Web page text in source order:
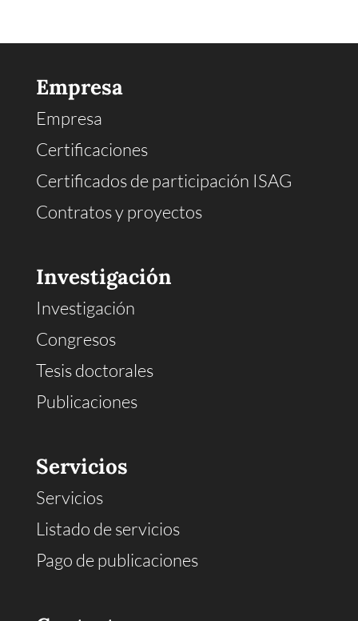
Empresa
Empresa
Certificaciones
Certificados de participación ISAG
Contratos y proyectos
Investigación
Investigación
Congresos
Tesis doctorales
Publicaciones
Servicios
Servicios
Listado de servicios
Pago de publicaciones